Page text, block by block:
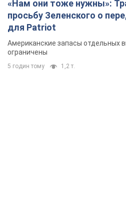
«Нам они тоже нужны»:
просьбу Зеленского о
для Patriot
Американские запасы отдельных
ограничены
5 годин тому 1,2 т.